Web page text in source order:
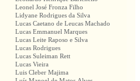
Leonel José Fronza Filho
Lidyane Rodrigues da Silva
Lucas Caetano de Leucas Machado
Lucas Emmanuel Marques
Lucas Leite Raposo e Silva
Lucas Rodrigues
Lucas Suleiman Rett
Lucas Vieira
Luis Cleber Majima